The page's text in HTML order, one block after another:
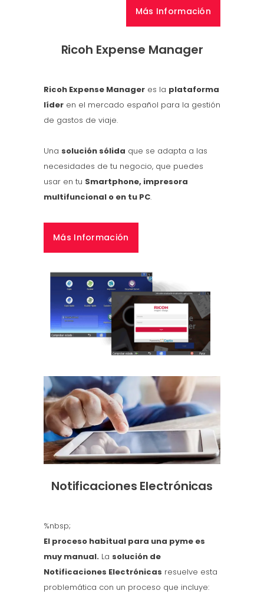
Más Información
Ricoh Expense Manager
Ricoh Expense Manager es la plataforma
líder en el mercado español para la gestión
de gastos de viaje.
Una solución sólida que se adapta a las
necesidades de tu negocio, que puedes
usar en tu Smartphone, impresora
multifuncional o en tu PC.
Más Información
Notificaciones Electrónicas
%nbsp;
El proceso habitual para una pyme es
muy manual. La solución de
Notificaciones Electrónicas resuelve esta
problemática con un proceso que incluye: